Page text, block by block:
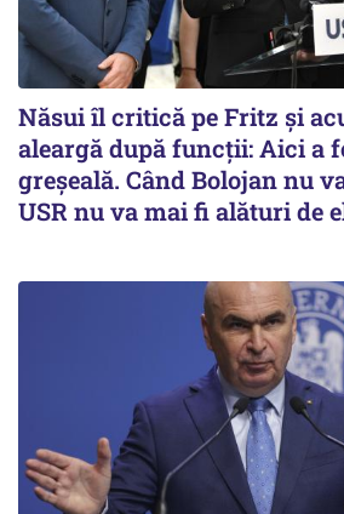
Năsui îl critică pe Fritz și
aleargă după funcții: Aici a
greșeală. Când Bolojan nu
USR nu va mai fi alături de